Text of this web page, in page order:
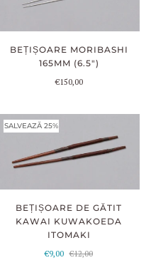
BEȚIȘOARE MORIBASHI
165MM (6.5")
€150,00
SALVEAZĂ 25%
BEȚIȘOARE DE GĂTIT
KAWAI KUWAKOEDA
ITOMAKI
€9,00 €12,00